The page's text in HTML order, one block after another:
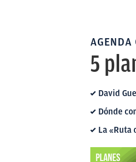
AGENDA
5
David
Dónde
La «Ruta